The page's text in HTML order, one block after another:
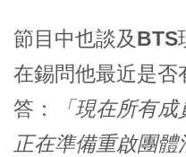
節目中也談及BTS
在錫問他最近是否
答：
「現在所有
正在準備重啟團